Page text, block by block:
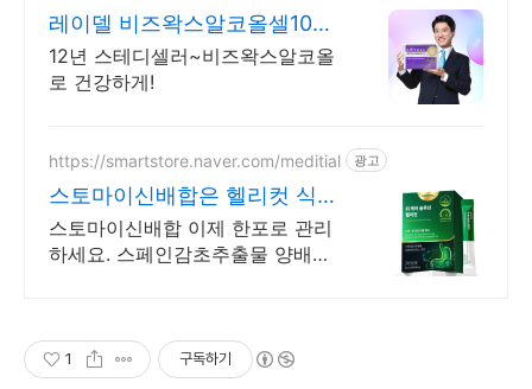
레이델 비즈왁스알코올셀100
항산화&위&관절 3중 기능성
12년 스테디셀러~비즈왁스알코올
로 건강하게!
https://smartstore.naver.com/meditial 광고
스토마이신배합은 헬리컷 식약
처 기능성 인정원료 사용
스토마이신배합 이제 한포로 관리
하세요. 스페인감초추출물 양배추
1 구독하기